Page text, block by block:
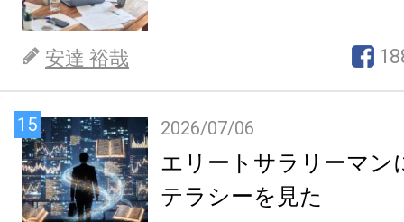
安達 裕哉
15 2026/07/06
エリートサラリーマン
テラシーを見た